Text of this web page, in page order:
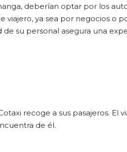
deberían optar por los
ya sea por negocios o
su personal asegura una
recoge a sus pasajeros. El
de él.